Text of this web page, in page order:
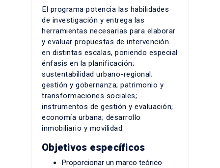
El programa potencia las habilidades
de investigación y entrega las
herramientas necesarias para elaborar
y evaluar propuestas de intervención
en distintas escalas, poniendo especial
énfasis en la planificación;
sustentabilidad urbano-regional;
gestión y gobernanza; patrimonio y
transformaciones sociales;
instrumentos de gestión y evaluación;
economía urbana; desarrollo
inmobiliario y movilidad.
Objetivos específicos
Proporcionar un marco teórico